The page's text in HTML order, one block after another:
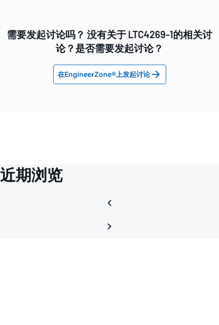
需要发起讨论吗？ 没有关于 LTC4269-1的相关讨
论？是否需要发起讨论？
在EngineerZone®上发起讨论
近期浏览